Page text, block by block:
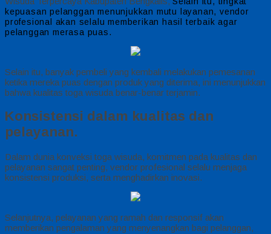
kepuasan pelanggan menunjukkan mutu layanan, vendor
profesional akan selalu memberikan hasil terbaik agar
pelanggan merasa puas.
Selain itu, banyak pembeli yang kembali melakukan pemesanan
ketika mereka puas dengan produk yang diterima, ini menunjukkan
bahwa kualitas toga wisuda benar-benar terjamin.
Konsistensi dalam kualitas dan
pelayanan.
Dalam dunia konveksi toga wisuda, komitmen pada kualitas dan
pelayanan sangat penting, vendor profesional selalu menjaga
konsistensi produksi, serta menghadirkan inovasi.
Selanjutnya, pelayanan yang ramah dan responsif akan
memberikan pengalaman yang menyenangkan bagi pelanggan,